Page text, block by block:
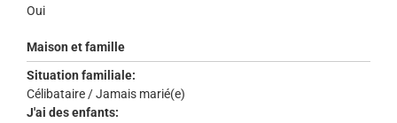
Oui
Maison et famille
Situation familiale:
Célibataire / Jamais marié(e)
J'ai des enfants: